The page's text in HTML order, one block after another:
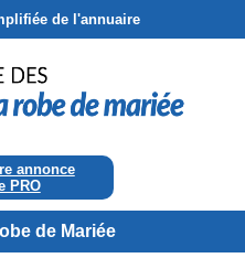
de l'annuaire
annonce
PRO
de Mariée